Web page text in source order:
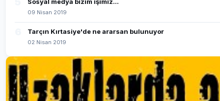
09 Nisan 2019
Tarçın Kırtasiye'de ne ararsan bulunuyor
02 Nisan 2019